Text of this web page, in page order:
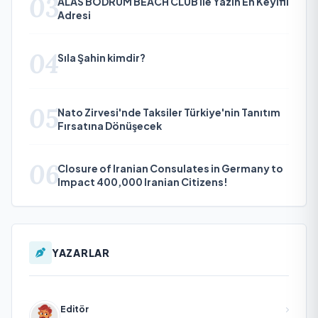
03Adresi
04Sıla Şahin kimdir?
05Nato Zirvesi'nde Taksiler Türkiye'nin Tanıtım
Fırsatına Dönüşecek
06Closure of Iranian Consulates in Germany to
Impact 400,000 Iranian Citizens!
YAZARLAR
Editör